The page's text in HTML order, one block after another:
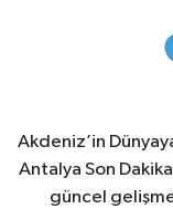
Akdeniz’in
Antalya Son
güncel